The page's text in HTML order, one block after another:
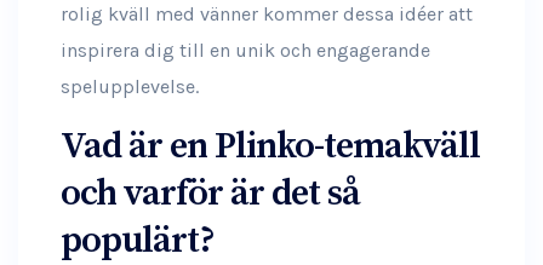
rolig kväll med vänner kommer dessa idéer att
inspirera dig till en unik och engagerande
spelupplevelse.
Vad är en Plinko-temakväll
och varför är det så
populärt?